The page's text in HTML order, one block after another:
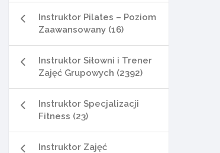
Instruktor Pilates – Poziom
Zaawansowany (16)
Instruktor Siłowni i Trener
Zajęć Grupowych (2392)
Instruktor Specjalizacji
Fitness (23)
Instruktor Zajęć